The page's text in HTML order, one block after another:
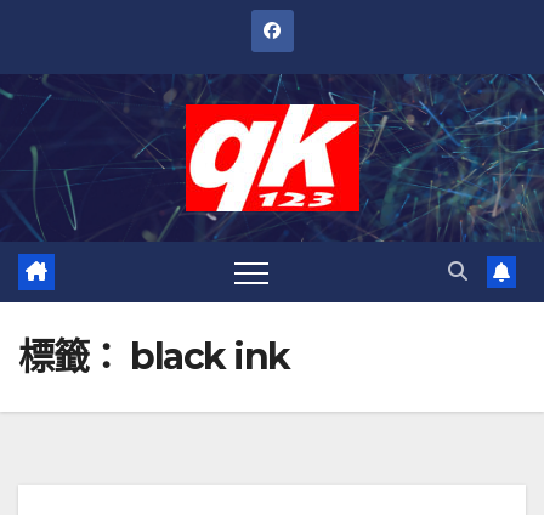
內
標籤： black ink